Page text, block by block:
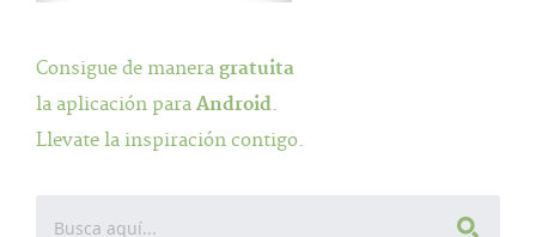
Consigue de manera gratuita
la aplicación para Android.
Llevate la inspiración contigo.